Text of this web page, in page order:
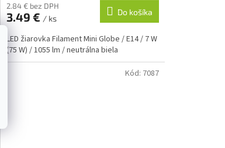
2.84 € bez DPH
3.49 € / ks
Do košíka
LED žiarovka Filament Mini Globe / E14 / 7 W
(75 W) / 1055 lm / neutrálna biela
Kód: 7087